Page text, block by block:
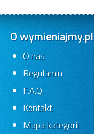
O wymieniajmy.pl
O nas
Regulamin
F.A.Q.
Kontakt
Mapa kategorii